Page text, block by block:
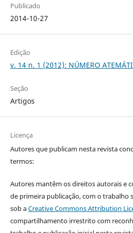
Publicado
2014-10-27
Edição
v. 14 n. 1 (2012): NÚMERO
Seção
Artigos
Licença
Autores que publicam nesta revista
termos:
Autores mantêm os direitos autorais e
de primeira publicação, com o trabalho
sob aCreative Commons Attribution
compartilhamento irrestrito com